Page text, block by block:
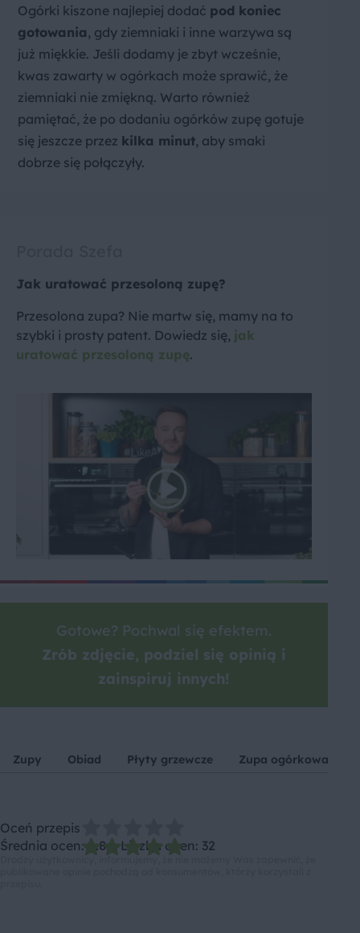
Ogórki kiszone najlepiej dodać pod koniec
gotowania, gdy ziemniaki i inne warzywa są
już miękkie. Jeśli dodamy je zbyt wcześnie,
kwas zawarty w ogórkach może sprawić, że
ziemniaki nie zmiękną. Warto również
pamiętać, że po dodaniu ogórków zupę gotuje
się jeszcze przez kilka minut, aby smaki
dobrze się połączyły.
Jak uratować przesoloną zupę?
Przesolona zupa? Nie martw się, mamy na to
szybki i prosty patent. Dowiedz się, jak
uratować przesoloną zupę.
Gotowe? Pochwal się efektem.
Zrób zdjęcie, podziel się opinią i
zainspiruj innych!
Zupy Obiad Płyty grzewcze Zupa ogórkowa
Oceń przepis
Średnia ocen: 4.84, Liczba ocen: 32